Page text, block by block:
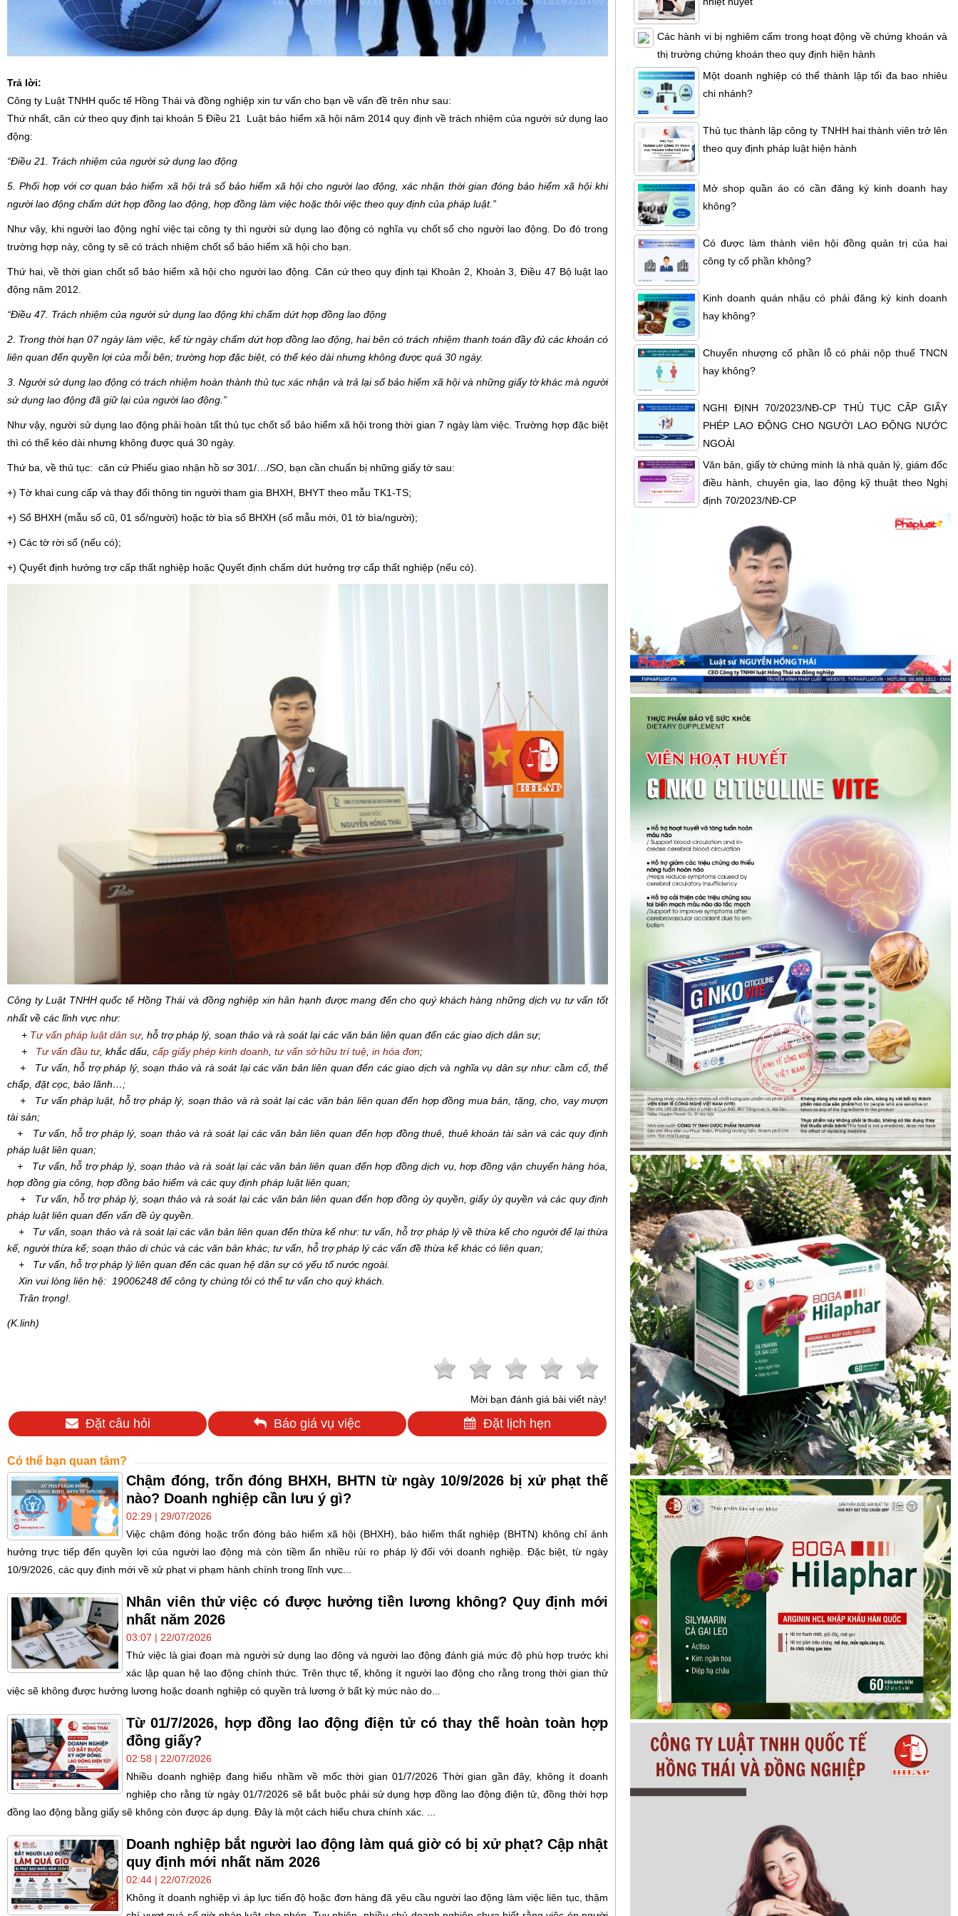
Trả lời:
Công ty Luật TNHH quốc tế Hồng Thái và đồng nghiệp xin tư vấn cho bạn về vấn đề trên như sau:
Thứ nhất,căn cứ theo quy định tại khoản 5 Điều 21 Luật bảo hiểm xã hội năm 2014 quy định về trách nhiệm của người sử dụng lao
động:
“Điều 21. Trách nhiệm của người sử dụng lao động
5. Phối hợp với cơ quan bảo hiểm xã hội trả sổ bảo hiểm xã hội cho người lao động, xác nhận thời gian đóng bảo hiểm xã hội khi
người lao động chấm dứt hợp đồng lao động, hợp đồng làm việc hoặc thôi việc theo quy định của pháp luật.”
Như vậy, khi người lao động nghỉ việc tại công ty thì người sử dụng lao động có nghĩa vụ chốt sổ cho người lao động. Do đó trong
trường hợp này, công ty sẽ có trách nhiệm chốt sổ bảo hiểm xã hội cho bạn.
Thứ hai, về thời gian chốt sổ bảo hiểm xã hội cho người lao động. Căn cứ theo quy định tại Khoản 2, Khoản 3, Điều 47 Bộ luật lao
động năm 2012.
“Điều 47. Trách nhiệm của người sử dụng lao động khi chấm dứt hợp đồng lao động
2. Trong thời hạn 07 ngày làm việc, kể từ ngày chấm dứt hợp đồng lao động, hai bên có trách nhiệm thanh toán đầy đủ các khoản có
liên quan đến quyền lợi của mỗi bên; trường hợp đặc biệt, có thể kéo dài nhưng không được quá 30 ngày.
3. Người sử dụng lao động có trách nhiệm hoàn thành thủ tục xác nhận và trả lại sổ bảo hiểm xã hội và những giấy tờ khác mà người
sử dụng lao động đã giữ lại của người lao động.”
Như vậy, người sử dụng lao động phải hoàn tất thủ tục chốt sổ bảo hiểm xã hội trong thời gian 7 ngày làm việc. Trường hợp đặc biệt
thì có thể kéo dài nhưng không được quá 30 ngày.
Thứ ba , về thủ tục: căn cứ Phiếu giao nhận hồ sơ 301/…/SO, bạn cần chuẩn bị những giấy tờ sau:
+) Tờ khai cung cấp và thay đổi thông tin người tham gia BHXH, BHYT theo mẫu TK1-TS;
+) Sổ BHXH (mẫu sổ cũ, 01 sổ/người) hoặc tờ bìa sổ BHXH (sổ mẫu mới, 01 tờ bìa/người);
+) Các tờ rời sổ (nếu có);
+) Quyết định hưởng trợ cấp thất nghiệp hoặc Quyết định chấm dứt hưởng trợ cấp thất nghiệp (nếu có).
Công ty Luật TNHH quốc tế Hồng Thái và đồng nghiệp xin hân hạnh được mang đến cho quý khách hàng những dịch vụ tư vấn tốt
nhấtvề các lĩnh vực như:
+ Tư vấn pháp luật dân sự, hỗ trợ pháp lý, soạn thảo và rà soát lại các văn bản liên quan đến các giao dịch dân sự;
+ Tư vấn đầu tư, khắc dấu, cấp giấy phép kinh doanh tư vấn sở hữu trí tuệ in hóa đơn;
+ Tư vấn, hỗ trợ pháp lý, soạn thảo và rà soát lại các văn bản liên quan đến các giao dịch và nghĩa vụ dân sự như: cầm cố, thế
chấp, đặt cọc, bảo lãnh…;
+ Tư vấn pháp luật, hỗ trợ pháp lý, soạn thảo và rà soát lại các văn bản liên quan đến hợp đồng mua bán, tặng, cho, vay mượn
tài sản;
+ Tư vấn, hỗ trợ pháp lý, soạn thảo và rà soát lại các văn bản liên quan đến hợp đồng thuê, thuê khoán tài sản và các quy định
pháp luật liên quan;
+ Tư vấn, hỗ trợ pháp lý, soạn thảo và rà soát lại các văn bản liên quan đến hợp đồng dịch vụ, hợp đồng vận chuyển hàng hóa,
hợp đồng gia công, hợp đồng bảo hiểm và các quy định pháp luật liên quan;
+ Tư vấn, hỗ trợ pháp lý, soạn thảo và rà soát lại các văn bản liên quan đến hợp đồng ủy quyền, giấy ủy quyền và các quy định
pháp luật liên quan đến vấn đề ủy quyền.
+ Tư vấn, soạn thảo và rà soát lại các văn bản liên quan đến thừa kế như: tư vấn, hỗ trợ pháp lý về thừa kế cho người để lại thừa
kế, người thừa kế; soạn thảo di chúc và các văn bản khác; tư vấn, hỗ trợ pháp lý các vấn đề thừa kế khác có liên quan;
+ Tư vấn, hỗ trợ pháp lý liên quan đến các quan hệ dân sự có yếu tố nước ngoài.
Xin vui lòng liên hệ: 19006248 để công ty chúng tôi có thể tư vấn cho quý khách.
Trân trọng!
(K.linh)
Mời bạn đánh giá bài viết này!
Đặt câu hỏi Báo giá vụ việc Đặt lịch hẹn
Có thể bạn quan tâm?
Chậm đóng, trốn đóng BHXH, BHTN từ ngày 10/9/2026 bị xử phạt thế
nào? Doanh nghiệp cần lưu ý gì?
02:29 | 29/07/2026
Việc chậm đóng hoặc trốn đóng bảo hiểm xã hội (BHXH), bảo hiểm thất nghiệp (BHTN) không chỉ ảnh
hưởng trực tiếp đến quyền lợi của người lao động mà còn tiềm ẩn nhiều rủi ro pháp lý đối với doanh nghiệp. Đặc biệt, từ ngày
10/9/2026, các quy định mới về xử phạt vi phạm hành chính trong lĩnh vực...
Nhân viên thử việc có được hưởng tiền lương không? Quy định mới
nhất năm 2026
03:07 | 22/07/2026
Thử việc là giai đoạn mà người sử dụng lao động và người lao động đánh giá mức độ phù hợp trước khi
xác lập quan hệ lao động chính thức. Trên thực tế, không ít người lao động cho rằng trong thời gian thử
việc sẽ không được hưởng lương hoặc doanh nghiệp có quyền trả lương ở bất kỳ mức nào do...
Từ 01/7/2026, hợp đồng lao động điện tử có thay thế hoàn toàn hợp
đồng giấy?
02:58 | 22/07/2026
Nhiều doanh nghiệp đang hiểu nhầm về mốc thời gian 01/7/2026 Thời gian gần đây, không ít doanh
nghiệp cho rằng từ ngày 01/7/2026 sẽ bắt buộc phải sử dụng hợp đồng lao động điện tử, đồng thời hợp
đồng lao động bằng giấy sẽ không còn được áp dụng. Đây là một cách hiểu chưa chính xác. ...
Doanh nghiệp bắt người lao động làm quá giờ có bị xử phạt? Cập nhật
quy định mới nhất năm 2026
02:44 | 22/07/2026
Không ít doanh nghiệp vì áp lực tiến độ hoặc đơn hàng đã yêu cầu người lao động làm việc liên tục, thậm
Các hành vi bị nghiêm cấm trong hoạt động về chứng khoán và
thị trường chứng khoán theo quy định hiện hành
Một doanh nghiệp có thể thành lập tối đa bao nhiêu
chi nhánh?
Thủ tục thành lập công ty TNHH hai thành viên trở lên
theo quy định pháp luật hiện hành
Mở shop quần áo có cần đăng ký kinh doanh hay
không?
Có được làm thành viên hội đồng quản trị của hai
công ty cổ phần không?
Kinh doanh quán nhậu có phải đăng ký kinh doanh
hay không?
Chuyển nhượng cổ phần lỗ có phải nộp thuế TNCN
hay không?
NGHỊ ĐỊNH 70/2023/NĐ-CP THỦ TỤC CẤP GIẤY
PHÉP LAO ĐỘNG CHO NGƯỜI LAO ĐỘNG NƯỚC
NGOÀI
Văn bản, giấy tờ chứng minh là nhà quản lý, giám đốc
điều hành, chuyên gia, lao động kỹ thuật theo Nghị
định 70/2023/NĐ-CP